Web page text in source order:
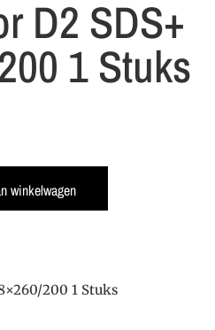
D2 SDS+
1 Stuks
winkelwagen
200 1 Stuks